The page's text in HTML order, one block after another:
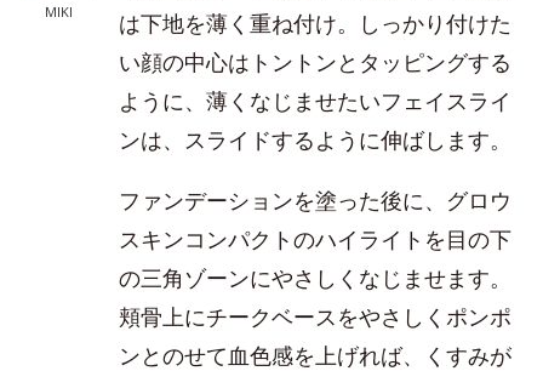
MIKI
は下地を薄く重ね付け。しっかり付けた
い顔の中心はトントンとタッピングする
ように、薄くなじませたいフェイスライ
ンは、スライドするように伸ばします。
ファンデーションを塗った後に、グロウ
スキンコンパクトのハイライトを目の下
の三角ゾーンにやさしくなじませます。
頬骨上にチークベースをやさしくポンポ
ンとのせて血色感を上げれば、くすみが